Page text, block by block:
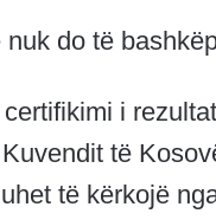
do të
i
të
të kërkojë